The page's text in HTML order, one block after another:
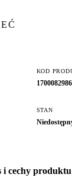
KOD
STAN
i cechy produktu